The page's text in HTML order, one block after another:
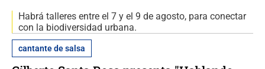
Habrá talleres entre el 7 y el 9 de agosto, para conectar
con la biodiversidad urbana.
cantante de salsa